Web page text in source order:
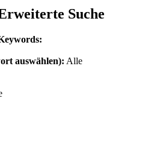
Suche
auswählen): Alle